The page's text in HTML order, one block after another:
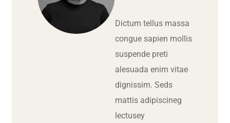
Dictum tellus massa
congue sapien mollis
suspende preti
alesuada enim vitae
dignissim. Seds
mattis adipiscineg
lectusey